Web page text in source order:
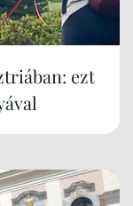
ezt